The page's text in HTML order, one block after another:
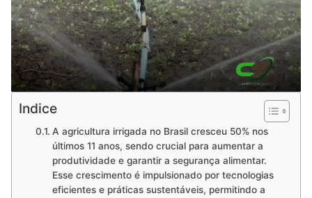
Indice
A agricultura irrigada no Brasil cresceu 50% nos
últimos 11 anos, sendo crucial para aumentar a
produtividade e garantir a segurança alimentar.
Esse crescimento é impulsionado por tecnologias
eficientes e práticas sustentáveis, permitindo a